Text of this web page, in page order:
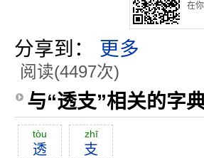
在
分享到： 更多
阅读(4497次)
与“透支”相关的字
tòu
透
zhī
支